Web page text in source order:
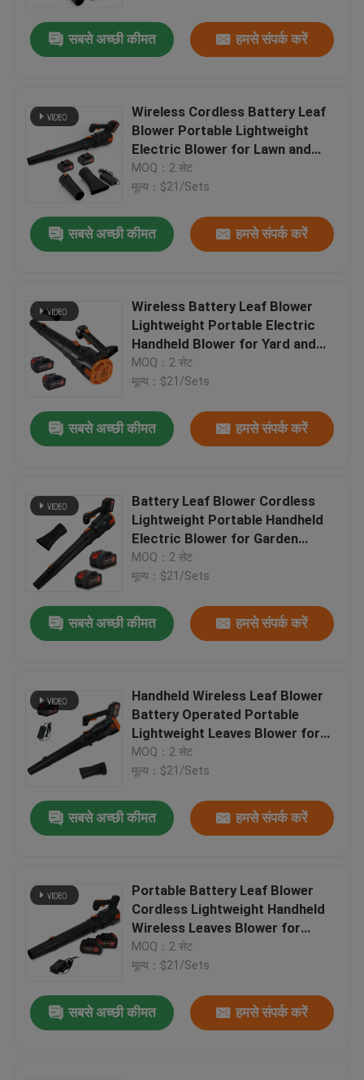
घर
विडियो
कारखाना प्रदर्शन
हमसे संपर्क करें
बोली मांगें
गैसोलीन चेनसॉ
इलेक्ट्रिक चेनसॉ
इलेक्ट्रिक ब्रश कटर
इलेक्ट्रिक प्रूनर शियर्स
गैसोलीन ब्रश कटर
ब्रश कटर पार्ट्स
सबसे अच्छी कीमत हमसे संपर्क करें
Wireless Cordless Battery Leaf
Blower Portable Lightweight
Electric Blower for Lawn and
Patio
MOQ：2 सेट
मूल्य：$21/Sets
सबसे अच्छी कीमत हमसे संपर्क करें
Wireless Battery Leaf Blower
Lightweight Portable Electric
Handheld Blower for Yard and
Driveway
MOQ：2 सेट
मूल्य：$21/Sets
सबसे अच्छी कीमत हमसे संपर्क करें
Battery Leaf Blower Cordless
Lightweight Portable Handheld
Electric Blower for Garden
Cleaning
MOQ：2 सेट
मूल्य：$21/Sets
सबसे अच्छी कीमत हमसे संपर्क करें
Handheld Wireless Leaf Blower
Battery Operated Portable
Lightweight Leaves Blower for
Yard Work
MOQ：2 सेट
मूल्य：$21/Sets
सबसे अच्छी कीमत हमसे संपर्क करें
Portable Battery Leaf Blower
Cordless Lightweight Handheld
Wireless Leaves Blower for
Home Yard Use
MOQ：2 सेट
मूल्य：$21/Sets
सबसे अच्छी कीमत हमसे संपर्क करें